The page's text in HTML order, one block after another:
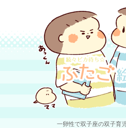
一卵性で双子座の双子育